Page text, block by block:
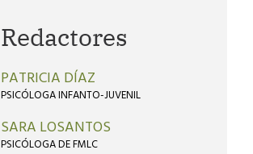
Redactores
PATRICIA DÍAZ
PSICÓLOGA INFANTO-JUVENIL
SARA LOSANTOS
PSICÓLOGA DE FMLC